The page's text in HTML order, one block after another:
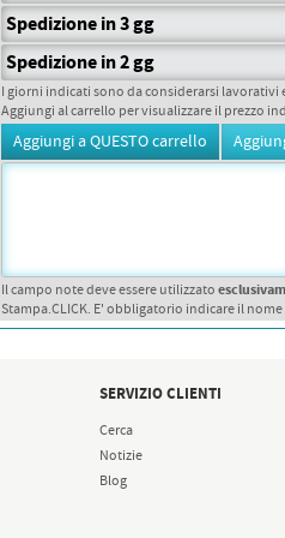
Spedizione in 3 gg
Spedizione in 2 gg
I giorni indicati sono da considerarsi
Aggiungi al carrello per visualizzare il prezzo
Il campo note deve essere utilizzato
Stampa.CLICK. E' obbligatorio indicare il
SERVIZIO CLIENTI
Cerca
Notizie
Blog